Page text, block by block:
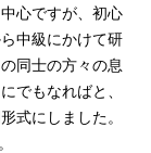
中心ですが、初心
中級にかけて研
同士の方々の息
でもなればと、
式にしました。